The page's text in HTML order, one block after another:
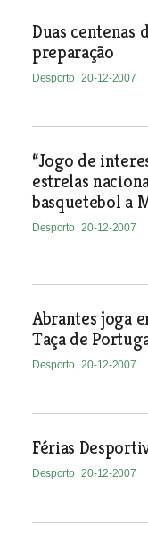
Duas centenas
preparação
Desporto | 20-12-2007
“Jogo de
estrelas
basquetebol a
Desporto | 20-12-2007
Abrantes joga
Taça de
Desporto | 20-12-2007
Férias
Desporto | 20-12-2007